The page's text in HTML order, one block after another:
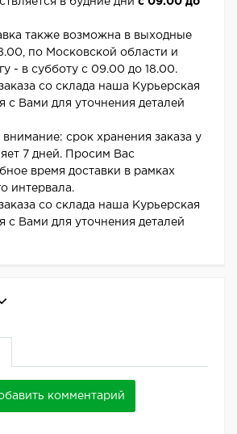
также возможна в выходные
по Московской области и
- в субботу с 09.00 до 18.00.
со склада наша Курьерская
с Вами для уточнения деталей
срок хранения заказа у
7 дней. Просим Вас
время доставки в рамках
интервала.
со склада наша Курьерская
с Вами для уточнения деталей
комментарий